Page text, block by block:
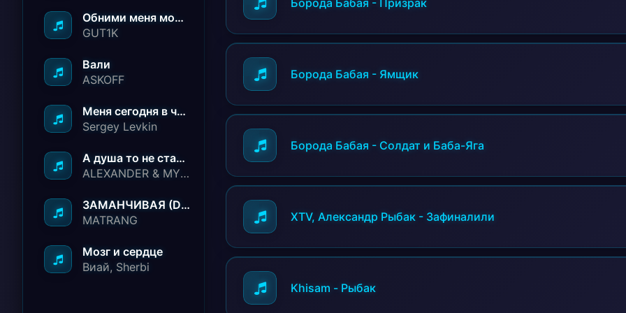
Обними меня молча ничего не говори
GUT1K
Вали
ASKOFF
Меня сегодня в чёрный список занесли
Sergey Levkin
А душа то не стареет
ALEXANDER & MY FAMILY
ЗАМАНЧИВАЯ (Deep House Remix)
MATRANG
Мозг и сердце
Виай, Sherbi
Борода Бабая - Призрак
Борода Бабая - Ямщик
Борода Бабая - Солдат и Баба-Яга
XTV, Александр Рыбак - Зафиналили
Khisam - Рыбак